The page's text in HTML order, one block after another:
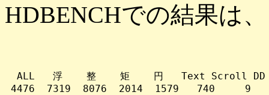
HDBENCHでの結果は、
ALL   浮    整    矩    円   Text Scroll
4476  7319  8076  2014  1579   740     9